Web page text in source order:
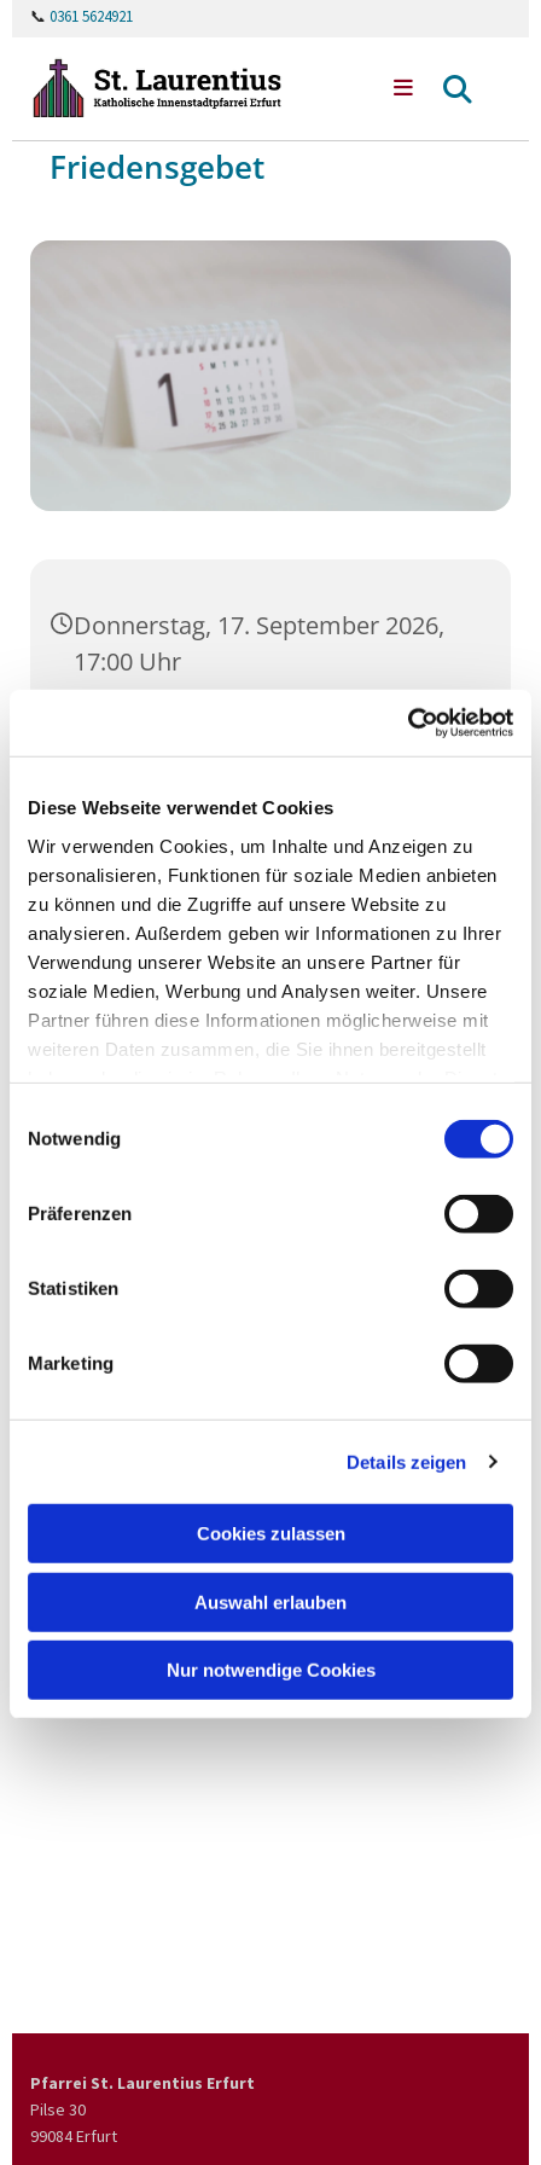
Diese Webseite verwendet Cookies
Wir verwenden Cookies, um Inhalte und Anzeigen zu
personalisieren, Funktionen für soziale Medien anbieten
zu können und die Zugriffe auf unsere Website zu
analysieren. Außerdem geben wir Informationen zu Ihrer
Verwendung unserer Website an unsere Partner für
soziale Medien, Werbung und Analysen weiter. Unsere
Partner führen diese Informationen möglicherweise mit
weiteren Daten zusammen, die Sie ihnen bereitgestellt
Notwendig
Präferenzen
Statistiken
Marketing
Details zeigen
Cookies zulassen
Auswahl erlauben
Nur notwendige Cookies
📞 0361 5624921
Friedensgebet
Donnerstag, 17. September 2026,
17:00 Uhr
St. Lorenz, Pilse 30, 99084 Erfurt
Pfarrei St. Laurentius Erfurt
Pilse 30
99084 Erfurt